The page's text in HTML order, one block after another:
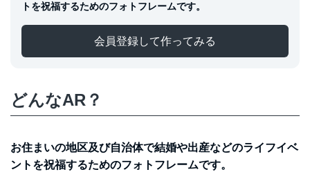
トを祝福するためのフォトフレームです。
会員登録して作ってみる
どんなAR？
お住まいの地区及び自治体で結婚や出産などのライフイベ
ントを祝福するためのフォトフレームです。